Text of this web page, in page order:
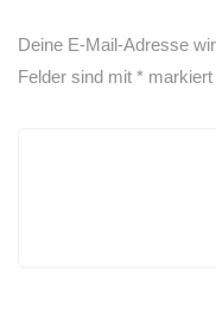
Deine E-Mail-Adresse
Felder sind mit* markiert